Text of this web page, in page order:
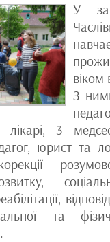
У
віком
З
лікарі, 3
юрист та
та